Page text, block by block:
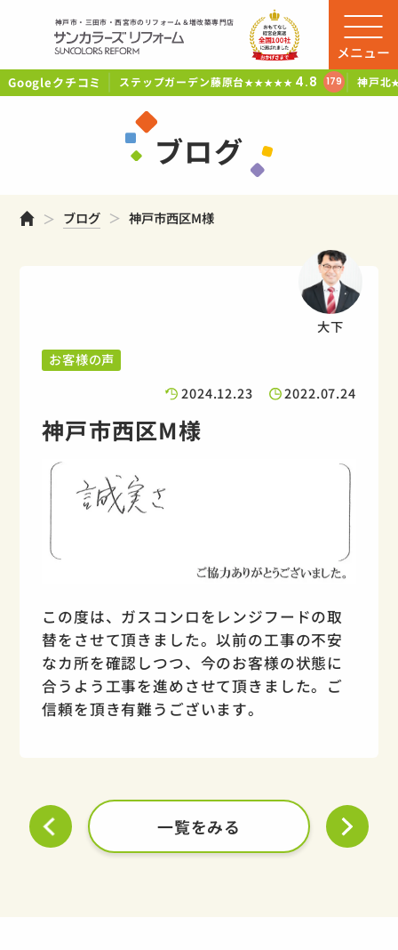
神戸市・三田市・西宮市のリフォーム＆増改築専門店
Googleクチコミ ステップガーデン藤原台★★★★★ 4.8 179 神戸北
メニュー
ブログ
ホームブログ 神戸市西区M様
大下
お客様の声
2024.12.23
2022.07.24
神戸市西区M様
この度は、ガスコンロをレンジフードの取
替をさせて頂きました。以前の工事の不安
なカ所を確認しつつ、今のお客様の状態に
合うよう工事を進めさせて頂きました。ご
信頼を頂き有難うございます。
一覧をみる